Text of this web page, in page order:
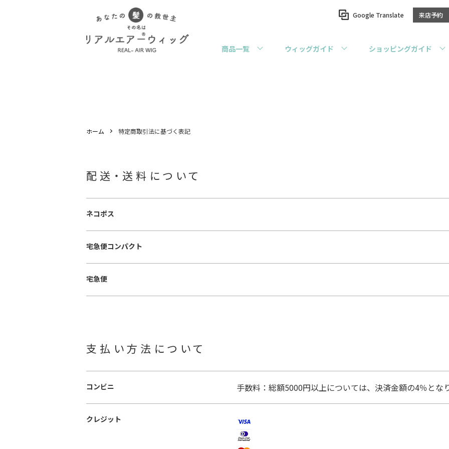
Google Translate 来店予約
商品一覧 ウィッグガイド ショッピングガイド
ホーム 特定商取引法に基づく表記
配送・送料について
ネコポス
宅急便コンパクト
宅急便
支払い方法について
コンビニ 手数料：総額5000円以上については、決済金額の4％とな
クレジット